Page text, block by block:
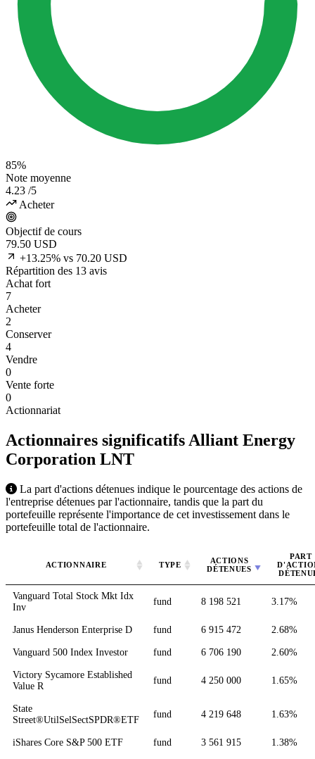
85%
Note moyenne
4.23 /5
Acheter
Objectif de cours
79.50 USD
+13.25% vs 70.20 USD
Répartition des 13 avis
Achat fort
7
Acheter
2
Conserver
4
Vendre
0
Vente forte
0
Actionnariat
Actionnaires significatifs Alliant Energy
Corporation LNT
La part d'actions détenues indique le pourcentage des actions de
l'entreprise détenues par l'actionnaire, tandis que la part du
portefeuille représente l'importance de cet investissement dans le
portefeuille total de l'actionnaire.
ACTIONNAIRE TYPE
ACTIONS
DÉTENUES
PART
Vanguard Total Stock Mkt Idx
Inv
fund 8 198 521 3.17%
Janus Henderson Enterprise D fund 6 915 472 2.68%
Vanguard 500 Index Investor fund 6 706 190 2.60%
Victory Sycamore Established
Value R
fund 4 250 000 1.65%
State
Street®UtilSelSectSPDR®ETF
fund 4 219 648 1.63%
iShares Core S&P 500 ETF fund 3 561 915 1.38%